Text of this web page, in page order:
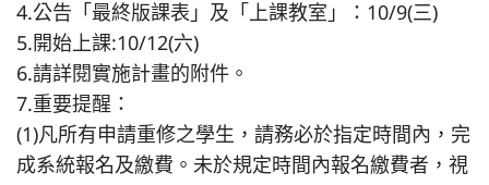
4.公告「最終版課表」及「上課教室」：10/9(三)
5.開始上課:10/12(六)
6.請詳閱實施計畫的附件。
7.重要提醒：
(1)凡所有申請重修之學生，請務必於指定時間內，完
成系統報名及繳費。未於規定時間內報名繳費者，視
科展介紹
回官網首頁